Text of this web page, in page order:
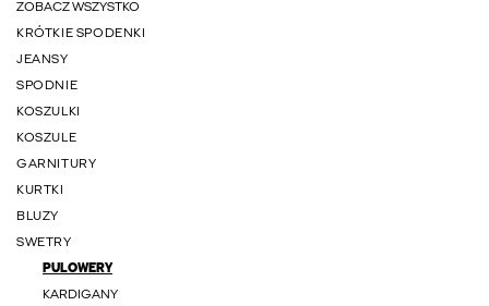
ZOBACZ WSZYSTKO
KRÓTKIE SPODENKI
JEANSY
SPODNIE
KOSZULKI
KOSZULE
GARNITURY
KURTKI
BLUZY
SWETRY
PULOWERY
KARDIGANY